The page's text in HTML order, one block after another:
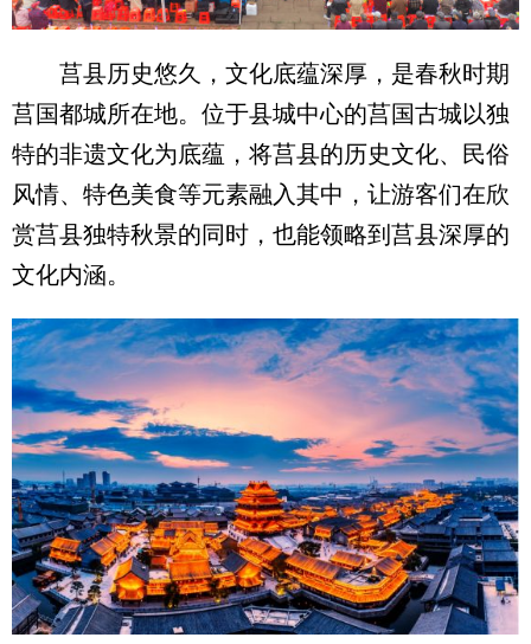
莒县历史悠久，文化底蕴深厚，是春秋时期
莒国都城所在地。位于县城中心的莒国古城以独
特的非遗文化为底蕴，将莒县的历史文化、民俗
风情、特色美食等元素融入其中，让游客们在欣
赏莒县独特秋景的同时，也能领略到莒县深厚的
文化内涵。